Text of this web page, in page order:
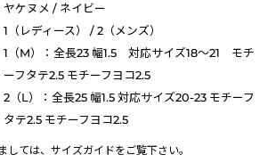
ヤケヌメ / ネイビー
1（レディース） / 2（メンズ）
1（M）：全長23 幅1.5 対応サイズ18～21 モチ
ーフタテ2.5 モチーフヨコ2.5
2（L）：全長25 幅1.5 対応サイズ20-23 モチーフ
タテ2.5 モチーフヨコ2.5
ては、 サイズガイドをご覧下さい。